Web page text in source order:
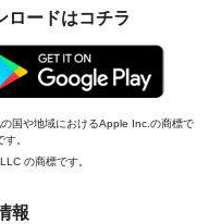
ロードはコチラ
国や地域におけるApple Inc.の商標で
。
の商標です。
報